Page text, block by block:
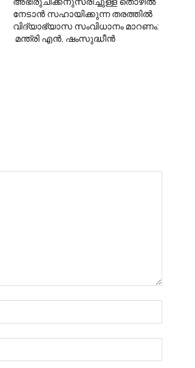
നേടാന്‍ സഹായിക്കുന്ന തരത്തില്‍
വിദ്യാഭ്യാസ സംവിധാനം മാറണം:
മന്ത്രി എന്‍. ഷംസുദ്ധീന്‍